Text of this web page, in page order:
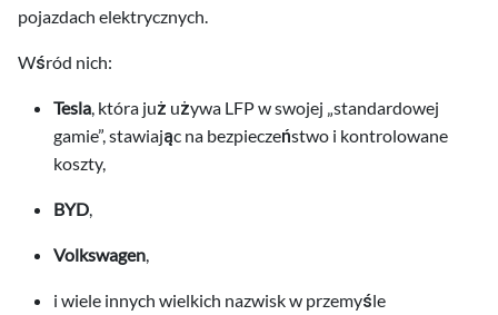
pojazdach elektrycznych.
Wśród nich:
Tesla, która już używa LFP w swojej „standardowej
gamie”, stawiając na bezpieczeństwo i kontrolowane
koszty,
BYD,
Volkswagen,
i wiele innych wielkich nazwisk w przemyśle